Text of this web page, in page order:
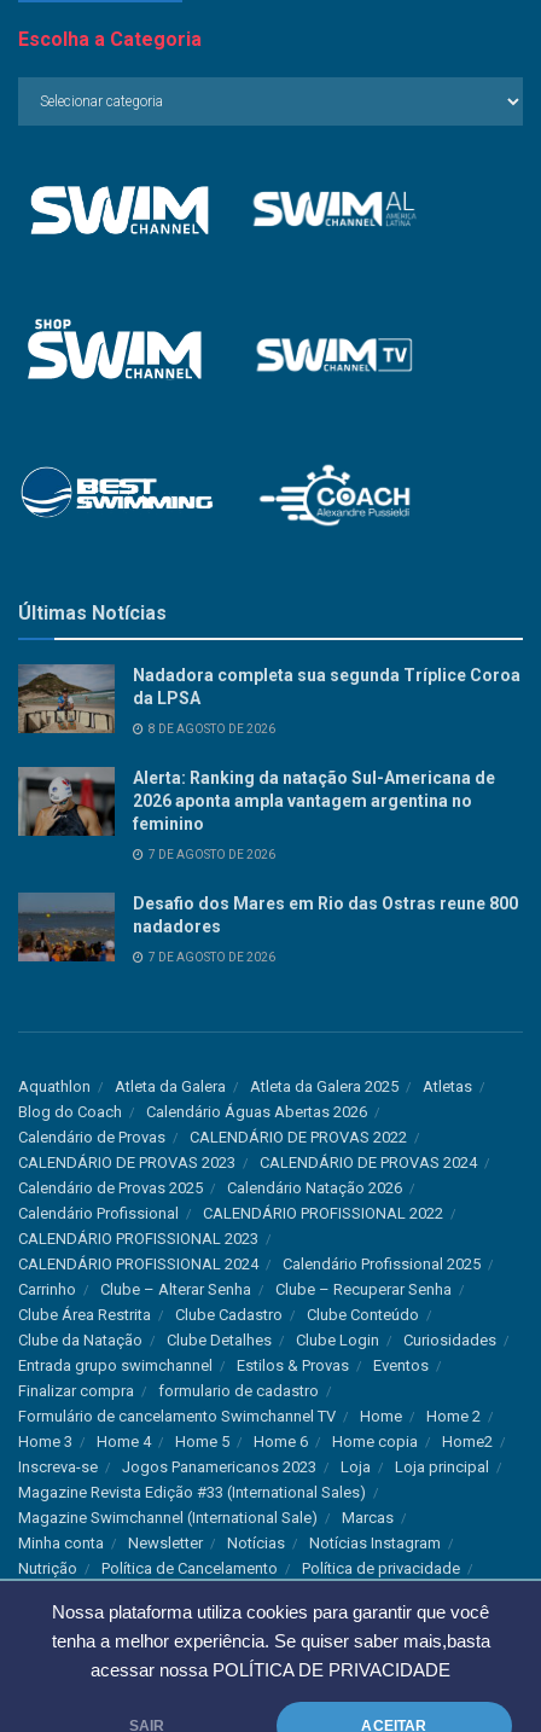
Nossa plataforma utiliza cookies para garantir que você
tenha a melhor experiência. Se quiser saber mais,basta
acessar nossa POLÍTICA DE PRIVACIDADE
SAIR ACEITAR
Escolha a Categoria
Últimas Notícias
Nadadora completa sua segunda Tríplice Coroa
da LPSA
8 DE AGOSTO DE 2026
Alerta: Ranking da natação Sul-Americana de
2026 aponta ampla vantagem argentina no
feminino
7 DE AGOSTO DE 2026
Desafio dos Mares em Rio das Ostras reune 800
nadadores
7 DE AGOSTO DE 2026
Aquathlon Atleta da Galera Atleta da Galera 2025
Atletas
Blog do Coach
Calendário Águas Abertas 2026
Calendário de Provas
CALENDÁRIO DE PROVAS 2022
CALENDÁRIO DE PROVAS 2023
CALENDÁRIO DE PROVAS 2024
Calendário de Provas 2025
Calendário Natação 2026
Calendário Profissional
CALENDÁRIO PROFISSIONAL 2022
CALENDÁRIO PROFISSIONAL 2023
CALENDÁRIO PROFISSIONAL 2024
Calendário Profissional 2025
Carrinho
Clube – Alterar Senha
Clube – Recuperar Senha
Clube Área Restrita
Clube Cadastro
Clube Conteúdo
Clube da Natação
Clube Detalhes Clube Login
Curiosidades
Entrada grupo swimchannel
Estilos & Provas
Eventos
Finalizar compra
formulario de cadastro
Formulário de cancelamento Swimchannel TV
Home
Home 2
Home 3
Home 4 Home 5 Home 6 Home copia
Home2
Inscreva-se
Jogos Panamericanos 2023 Loja
Loja principal
Magazine Revista Edição #33 (International Sales)
Magazine Swimchannel (International Sale)
Marcas
Minha conta
Newsletter Notícias
Notícias Instagram
Nutrição
Política de Cancelamento
Política de privacidade
Recordes & Rankings
Revistas Saúde
Sobre Nós
Swimchannel
Thank You Treino
Troca e Devolução
Troca, Devolução e Cancelamentos
© 2023 Swimchannel Todos os Direitos Reservados - Premium Websites